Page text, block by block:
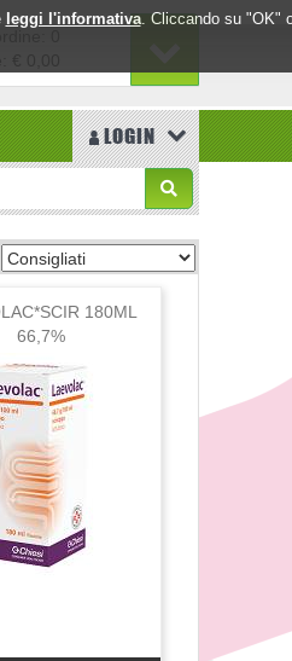
leggi l'informativa. Cliccando su "OK"
LOGIN
180ML
66,7%